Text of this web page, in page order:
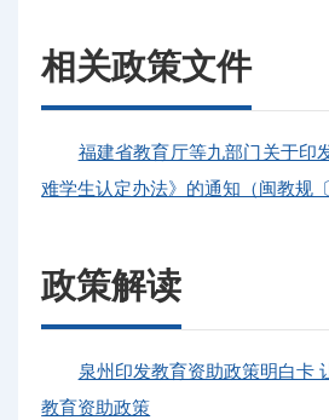
相关政策文件
福建省教育厅等九部门关于印
难学生认定办法》的通知（闽教规〔
政策解读
泉州印发教育资助政策明白卡
教育资助政策